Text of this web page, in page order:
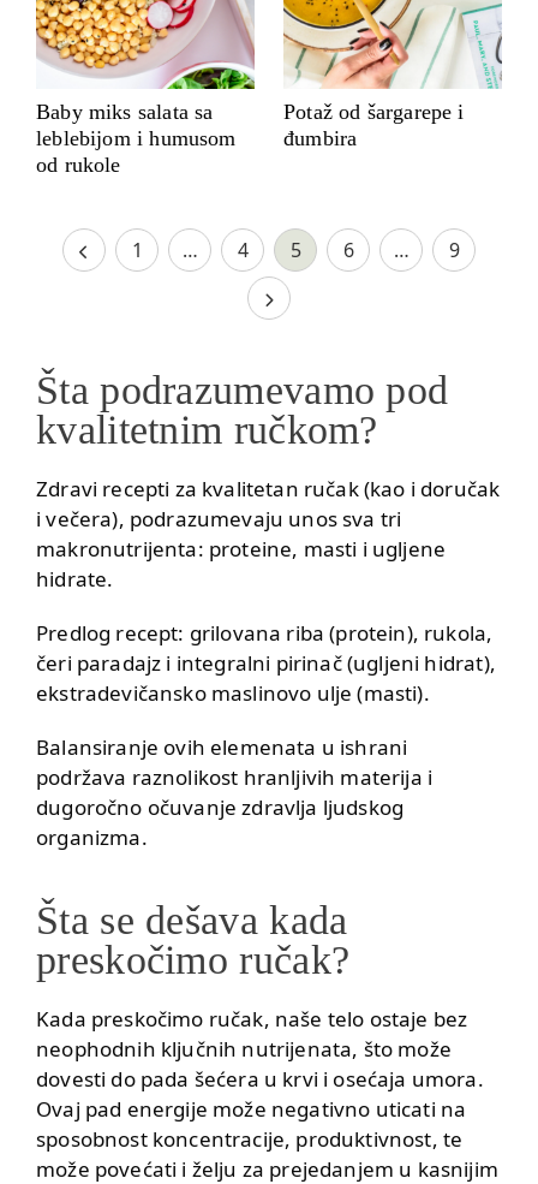
Baby miks salata sa
leblebijom i humusom
od rukole
Potaž od šargarepe i
đumbira
1 … 4 5 6 … 9
Šta podrazumevamo pod
kvalitetnim ručkom?
Zdravi recepti za kvalitetan ručak (kao i doručak
i večera), podrazumevaju unos sva tri
makronutrijenta: proteine, masti i ugljene
hidrate.
Predlog recept: grilovana riba (protein), rukola,
čeri paradajz i integralni pirinač (ugljeni hidrat),
ekstradevičansko maslinovo ulje (masti).
Balansiranje ovih elemenata u ishrani
podržava raznolikost hranljivih materija i
dugoročno očuvanje zdravlja ljudskog
organizma.
Šta se dešava kada
preskočimo ručak?
Kada preskočimo ručak, naše telo ostaje bez
neophodnih ključnih nutrijenata, što može
dovesti do pada šećera u krvi i osećaja umora.
Ovaj pad energije može negativno uticati na
sposobnost koncentracije, produktivnost, te
može povećati i želju za prejedanjem u kasnijim